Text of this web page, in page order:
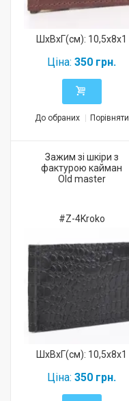
ШхВхГ(см): 10,5x8x1
Ціна: 350 грн.
До обраних Порівняти
Зажим зі шкіри з
фактурою кайман
Old master
#Z-4Kroko
ШхВхГ(см): 10,5x8x1
Ціна: 350 грн.